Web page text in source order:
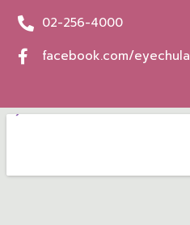
02-256-4000
facebook.com/eyechula